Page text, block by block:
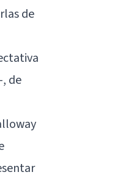
de
de